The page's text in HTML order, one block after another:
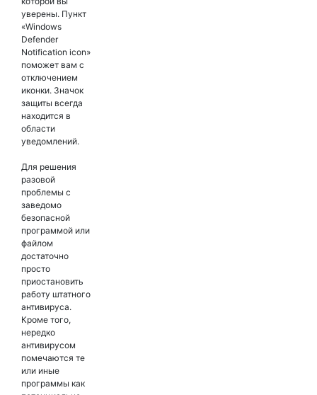
уверены. Пункт
«Windows
Defender
Notification icon»
поможет вам с
отключением
иконки. Значок
защиты всегда
находится в
области
уведомлений.
Для решения
разовой
проблемы с
заведомо
безопасной
программой или
файлом
достаточно
просто
приостановить
работу штатного
антивируса.
Кроме того,
нередко
антивирусом
помечаются те
или иные
программы как